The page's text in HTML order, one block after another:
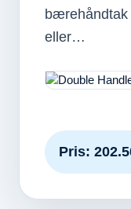
eller…
Pris: